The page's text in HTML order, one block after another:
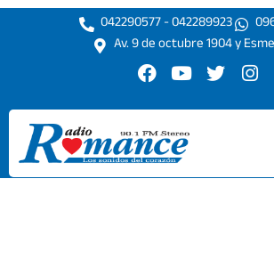
Ir
042290577 - 042289923
Av. 9 de octubre 1904 y
F
c
e
b
o
o
Y
u
t
u
b
e
T
i
r
I
s
r